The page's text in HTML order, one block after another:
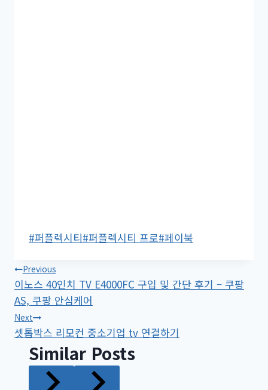
Post
#퍼플렉시티#퍼플렉시티 프로#페이북
글
탐
색
Previous
이노스 40인치 TV E4000FC 구입 및 간단 후기 – 쿠팡
AS, 쿠팡 안심케어
Next
셋톱박스 리모컨 중소기업 tv 연결하기
Similar Posts